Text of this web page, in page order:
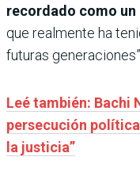
recordado como un
que realmente ha
futuras
Leé también: Bachi
persecución
la justicia”